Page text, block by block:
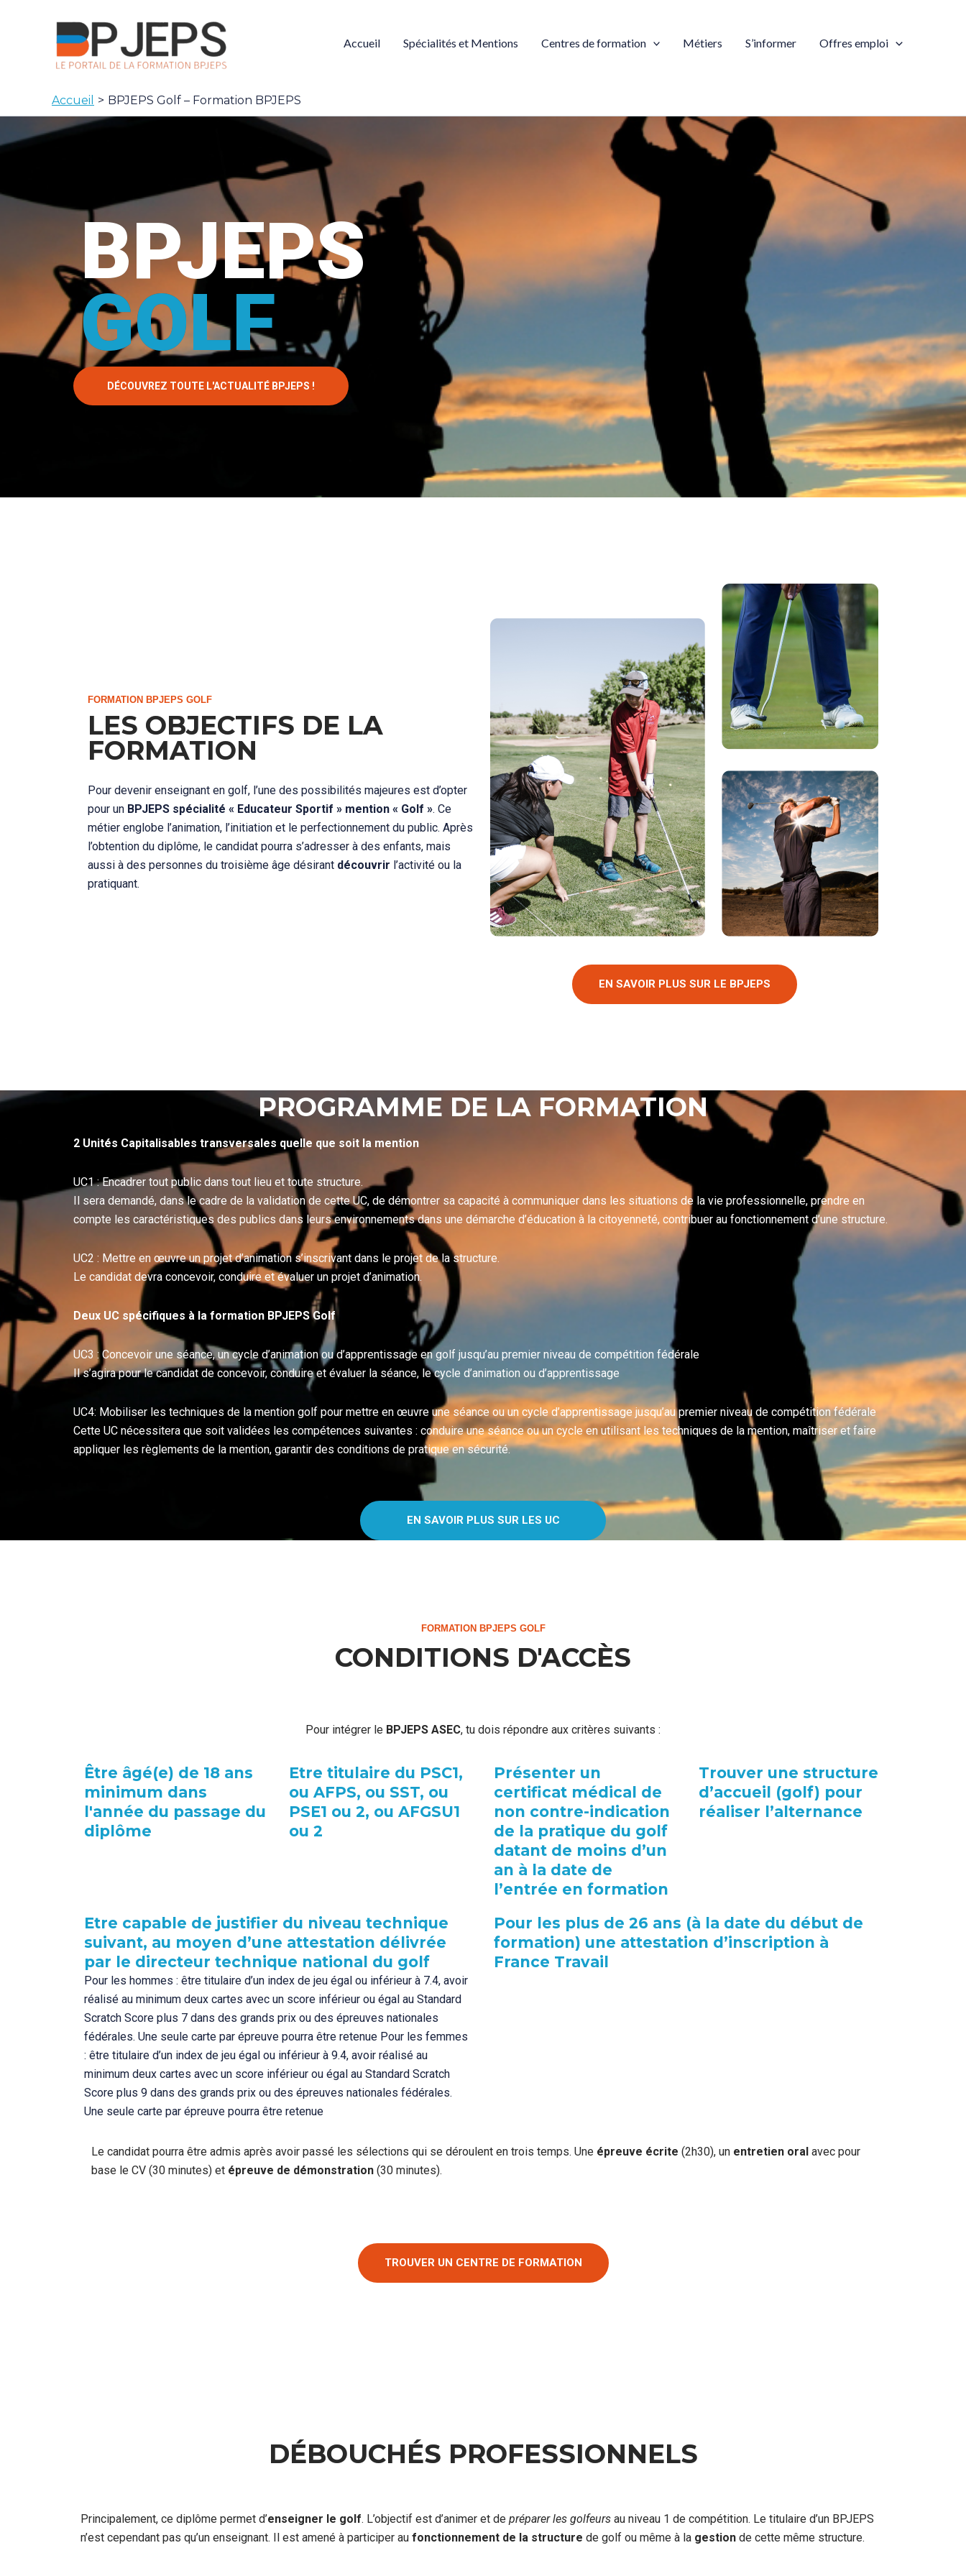
Accueil Spécialités et Mentions Centres de formation Métiers S’informer Offres emploi
Accueil BPJEPS Golf – Formation BPJEPS
BPJEPS
GOLF
DÉCOUVREZ TOUTE L'ACTUALITÉ BPJEPS !
FORMATION BPJEPS GOLF
LES OBJECTIFS DE LA
FORMATION
Pour devenir enseignant en golf, l’une des possibilités majeures est d’opter
pour un BPJEPS spécialité « Educateur Sportif » mention « Golf ». Ce
métier englobe l’animation, l’initiation et le perfectionnement du public. Après
l’obtention du diplôme, le candidat pourra s’adresser à des enfants, mais
aussi à des personnes du troisième âge désirant découvrir l’activité ou la
pratiquant.
EN SAVOIR PLUS SUR LE BPJEPS
PROGRAMME DE LA FORMATION
2 Unités Capitalisables transversales quelle que soit la mention
UC1 : Encadrer tout public dans tout lieu et toute structure.
Il sera demandé, dans le cadre de la validation de cette UC, de démontrer sa capacité à communiquer dans les situations de la vie professionnelle, prendre en
compte les caractéristiques des publics dans leurs environnements dans une démarche d’éducation à la citoyenneté, contribuer au fonctionnement d’une structure.
UC2 : Mettre en œuvre un projet d’animation s’inscrivant dans le projet de la structure.
Le candidat devra concevoir, conduire et évaluer un projet d’animation.
Deux UC spécifiques à la formation BPJEPS Golf
UC3 : Concevoir une séance, un cycle d’animation ou d’apprentissage en golf jusqu’au premier niveau de compétition fédérale
Il s’agira pour le candidat de concevoir, conduire et évaluer la séance, le cycle d’animation ou d’apprentissage
UC4: Mobiliser les techniques de la mention golf pour mettre en œuvre une séance ou un cycle d’apprentissage jusqu’au premier niveau de compétition fédérale
Cette UC nécessitera que soit validées les compétences suivantes : conduire une séance ou un cycle en utilisant les techniques de la mention, maîtriser et faire
appliquer les règlements de la mention, garantir des conditions de pratique en sécurité.
EN SAVOIR PLUS SUR LES UC
FORMATION BPJEPS GOLF
CONDITIONS D'ACCÈS
Pour intégrer le BPJEPS ASEC, tu dois répondre aux critères suivants :
Être âgé(e) de 18 ans
minimum dans
l'année du passage du
diplôme
Etre titulaire du PSC1,
ou AFPS, ou SST, ou
PSE1 ou 2, ou AFGSU1
ou 2
Présenter un
certificat médical de
non contre-indication
de la pratique du golf
datant de moins d’un
an à la date de
l’entrée en formation
Trouver une structure
d’accueil (golf) pour
réaliser l’alternance
Etre capable de justifier du niveau technique
suivant, au moyen d’une attestation délivrée
par le directeur technique national du golf
Pour les hommes : être titulaire d’un index de jeu égal ou inférieur à 7.4, avoir
réalisé au minimum deux cartes avec un score inférieur ou égal au Standard
Scratch Score plus 7 dans des grands prix ou des épreuves nationales
fédérales. Une seule carte par épreuve pourra être retenue Pour les femmes
: être titulaire d’un index de jeu égal ou inférieur à 9.4, avoir réalisé au
minimum deux cartes avec un score inférieur ou égal au Standard Scratch
Score plus 9 dans des grands prix ou des épreuves nationales fédérales.
Une seule carte par épreuve pourra être retenue
Pour les plus de 26 ans (à la date du début de
formation) une attestation d’inscription à
France Travail
Le candidat pourra être admis après avoir passé les sélections qui se déroulent en trois temps. Une épreuve écrite (2h30), un entretien oral avec pour
base le CV (30 minutes) et épreuve de démonstration (30 minutes).
TROUVER UN CENTRE DE FORMATION
DÉBOUCHÉS PROFESSIONNELS
Principalement, ce diplôme permet d’enseigner le golf. L’objectif est d’animer et de préparer les golfeurs au niveau 1 de compétition. Le titulaire d’un BPJEPS
n’est cependant pas qu’un enseignant. Il est amené à participer au fonctionnement de la structure de golf ou même à la gestion de cette même structure.